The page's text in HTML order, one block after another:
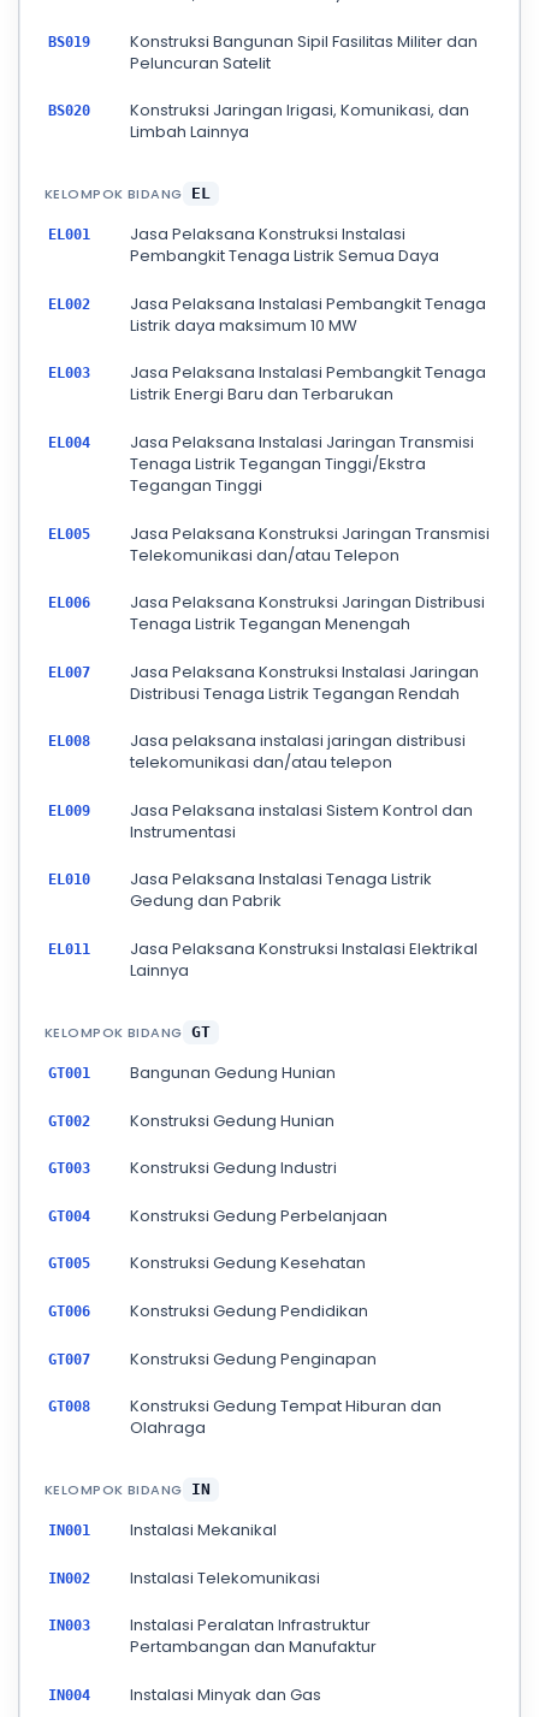
BS019
Konstruksi Bangunan Sipil Fasilitas Militer dan
Peluncuran Satelit
BS020
Konstruksi Jaringan Irigasi, Komunikasi, dan
Limbah Lainnya
KELOMPOK BIDANG EL
EL001
Jasa Pelaksana Konstruksi Instalasi
Pembangkit Tenaga Listrik Semua Daya
EL002
Jasa Pelaksana Instalasi Pembangkit Tenaga
Listrik daya maksimum 10 MW
EL003
Jasa Pelaksana Instalasi Pembangkit Tenaga
Listrik Energi Baru dan Terbarukan
EL004
Jasa Pelaksana Instalasi Jaringan Transmisi
Tenaga Listrik Tegangan Tinggi/Ekstra
Tegangan Tinggi
EL005
Jasa Pelaksana Konstruksi Jaringan Transmisi
Telekomunikasi dan/atau Telepon
EL006
Jasa Pelaksana Konstruksi Jaringan Distribusi
Tenaga Listrik Tegangan Menengah
EL007
Jasa Pelaksana Konstruksi Instalasi Jaringan
Distribusi Tenaga Listrik Tegangan Rendah
EL008
Jasa pelaksana instalasi jaringan distribusi
telekomunikasi dan/atau telepon
EL009
Jasa Pelaksana instalasi Sistem Kontrol dan
Instrumentasi
EL010
Jasa Pelaksana Instalasi Tenaga Listrik
Gedung dan Pabrik
EL011
Jasa Pelaksana Konstruksi Instalasi Elektrikal
Lainnya
KELOMPOK BIDANG GT
GT001 Bangunan Gedung Hunian
GT002 Konstruksi Gedung Hunian
GT003 Konstruksi Gedung Industri
GT004 Konstruksi Gedung Perbelanjaan
GT005 Konstruksi Gedung Kesehatan
GT006 Konstruksi Gedung Pendidikan
GT007 Konstruksi Gedung Penginapan
GT008
Konstruksi Gedung Tempat Hiburan dan
Olahraga
KELOMPOK BIDANG IN
IN001 Instalasi Mekanikal
IN002 Instalasi Telekomunikasi
IN003
Instalasi Peralatan Infrastruktur
Pertambangan dan Manufaktur
IN004 Instalasi Minyak dan Gas